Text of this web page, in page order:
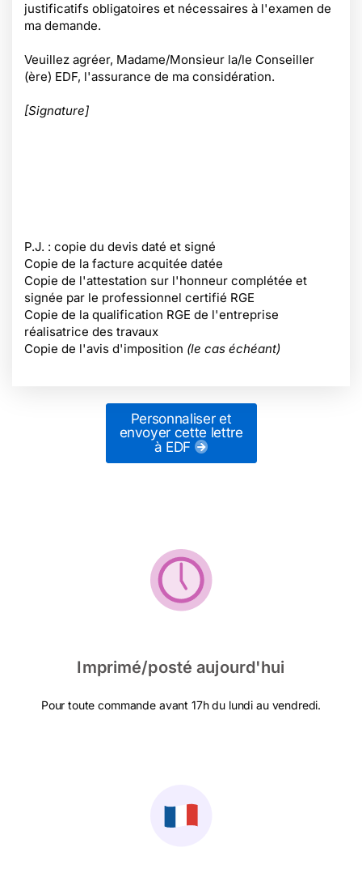
justificatifs obligatoires et nécessaires à l'examen de
ma demande.
Veuillez agréer, Madame/Monsieur la/le Conseiller
(ère) EDF, l'assurance de ma considération.
[Signature]
P.J. : copie du devis daté et signé
Copie de la facture acquitée datée
Copie de l'attestation sur l'honneur complétée et
signée par le professionnel certifié RGE
Copie de la qualification RGE de l'entreprise
réalisatrice des travaux
Copie de l'avis d'imposition (le cas échéant)
Personnaliser et
envoyer cette lettre
à EDF
Imprimé/posté aujourd'hui
Pour toute commande avant 17h du lundi au vendredi.